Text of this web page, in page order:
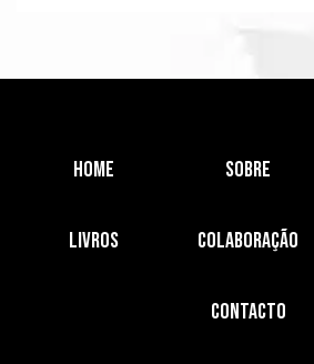
Home Sobre
Livros Colaboração
Contacto